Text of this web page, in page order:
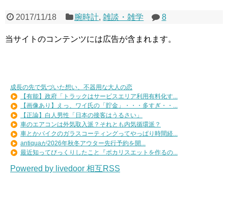
2017/11/18 腕時計,雑談・雑学 8
当サイトのコンテンツには広告が含まれます。
成長の先で気づいた想い、不器用な大人の恋
【有能】政府「トラックはサービスエリア利用有料化す...
【画像あり】えっ、ワイ氏の「貯金」・・・多すぎ・・...
【正論】白人男性「日本の接客はうるさい」
車のエアコンは外気取入派？それとも内気循環派？
車とかバイクのガラスコーティングってやっぱり時間経...
antiquaが2026年秋冬アウター先行予約を開...
最近知ってびっくりしたこと『ポカリスエットを作るの...
Powered by livedoor 相互RSS